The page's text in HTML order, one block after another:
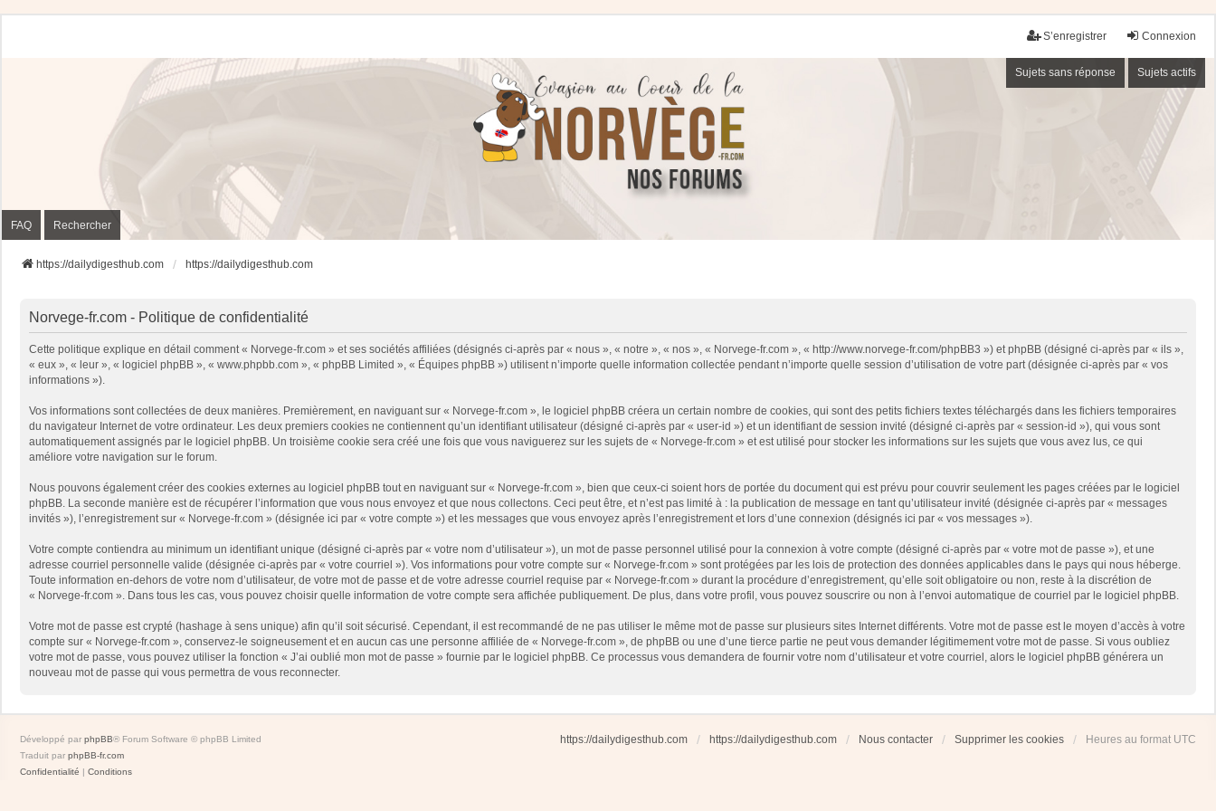
Connexion
S’enregistrer
Sujets sans réponse Sujets actifs
FAQ Rechercher
https://dailydigesthub.com https://dailydigesthub.com
Norvege-fr.com - Politique de confidentialité
Cette politique explique en détail comment « Norvege-fr.com » et ses sociétés affiliées (désignés ci-après par « nous », « notre », « nos », « Norvege-fr.com », « http://www.norvege-fr.com/phpBB3 ») et phpBB (désigné ci-après par « ils »,
« eux », « leur », « logiciel phpBB », « www.phpbb.com », « phpBB Limited », « Équipes phpBB ») utilisent n’importe quelle information collectée pendant n’importe quelle session d’utilisation de votre part (désignée ci-après par « vos
informations »).
Vos informations sont collectées de deux manières. Premièrement, en naviguant sur « Norvege-fr.com », le logiciel phpBB créera un certain nombre de cookies, qui sont des petits fichiers textes téléchargés dans les fichiers temporaires
du navigateur Internet de votre ordinateur. Les deux premiers cookies ne contiennent qu’un identifiant utilisateur (désigné ci-après par « user-id ») et un identifiant de session invité (désigné ci-après par « session-id »), qui vous sont
automatiquement assignés par le logiciel phpBB. Un troisième cookie sera créé une fois que vous naviguerez sur les sujets de « Norvege-fr.com » et est utilisé pour stocker les informations sur les sujets que vous avez lus, ce qui
améliore votre navigation sur le forum.
Nous pouvons également créer des cookies externes au logiciel phpBB tout en naviguant sur « Norvege-fr.com », bien que ceux-ci soient hors de portée du document qui est prévu pour couvrir seulement les pages créées par le logiciel
phpBB. La seconde manière est de récupérer l’information que vous nous envoyez et que nous collectons. Ceci peut être, et n’est pas limité à : la publication de message en tant qu’utilisateur invité (désignée ci-après par « messages
invités »), l’enregistrement sur « Norvege-fr.com » (désignée ici par « votre compte ») et les messages que vous envoyez après l’enregistrement et lors d’une connexion (désignés ici par « vos messages »).
Votre compte contiendra au minimum un identifiant unique (désigné ci-après par « votre nom d’utilisateur »), un mot de passe personnel utilisé pour la connexion à votre compte (désigné ci-après par « votre mot de passe »), et une
adresse courriel personnelle valide (désignée ci-après par « votre courriel »). Vos informations pour votre compte sur « Norvege-fr.com » sont protégées par les lois de protection des données applicables dans le pays qui nous héberge.
Toute information en-dehors de votre nom d’utilisateur, de votre mot de passe et de votre adresse courriel requise par « Norvege-fr.com » durant la procédure d’enregistrement, qu’elle soit obligatoire ou non, reste à la discrétion de
« Norvege-fr.com ». Dans tous les cas, vous pouvez choisir quelle information de votre compte sera affichée publiquement. De plus, dans votre profil, vous pouvez souscrire ou non à l’envoi automatique de courriel par le logiciel phpBB.
Votre mot de passe est crypté (hashage à sens unique) afin qu’il soit sécurisé. Cependant, il est recommandé de ne pas utiliser le même mot de passe sur plusieurs sites Internet différents. Votre mot de passe est le moyen d’accès à votre
compte sur « Norvege-fr.com », conservez-le soigneusement et en aucun cas une personne affiliée de « Norvege-fr.com », de phpBB ou une d’une tierce partie ne peut vous demander légitimement votre mot de passe. Si vous oubliez
votre mot de passe, vous pouvez utiliser la fonction « J’ai oublié mon mot de passe » fournie par le logiciel phpBB. Ce processus vous demandera de fournir votre nom d’utilisateur et votre courriel, alors le logiciel phpBB générera un
nouveau mot de passe qui vous permettra de vous reconnecter.
https://dailydigesthub.com https://dailydigesthub.com Nous contacter Supprimer les cookies Heures au format UTC
Développé par phpBB® Forum Software © phpBB Limited
Traduit par phpBB-fr.com
Confidentialité | Conditions